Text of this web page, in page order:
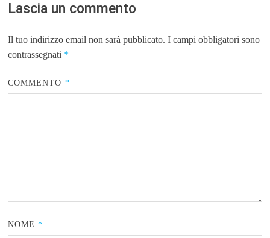
Lascia un commento
Il tuo indirizzo email non sarà pubblicato. I campi obbligatori sono
contrassegnati *
COMMENTO *
NOME*